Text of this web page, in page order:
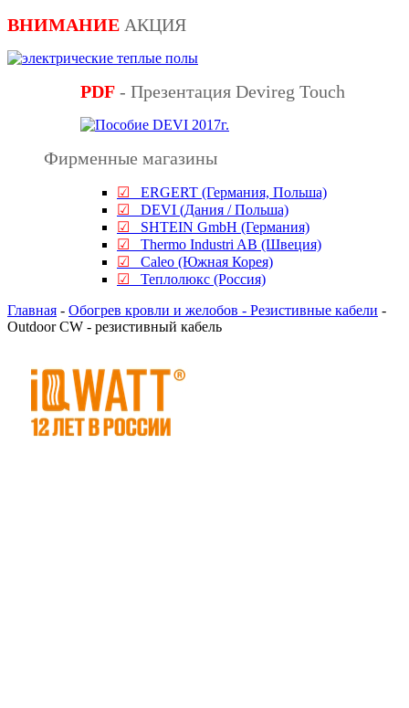
ВНИМАНИЕ АКЦИЯ
PDF - Презентация Devireg Touch
Фирменные магазины
☑
ERGERT (Германия, Польша)
☑
DEVI (Дания / Польша)
☑
SHTEIN GmbH (Германия)
☑
Thermo Industri AB (Швеция)
☑
Caleo (Южная Корея)
☑
Теплолюкс (Россия)
Главная - Обогрев кровли и желобов - Резистивные кабели -
Outdoor CW - резистивный кабель